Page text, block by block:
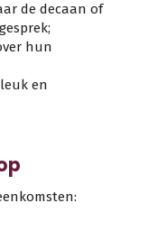
de decaan of
hun
en